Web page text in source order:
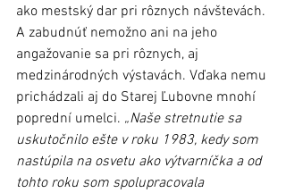
ako mestský dar pri rôznych návštevách.
A zabudnúť nemožno ani na jeho
angažovanie sa pri rôznych, aj
medzinárodných výstavách. Vďaka nemu
prichádzali aj do Starej Ľubovne mnohí
poprední umelci. „Naše stretnutie sa
uskutočnilo ešte v roku 1983, kedy som
nastúpila na osvetu ako výtvarníčka a od
tohto roku som spolupracovala